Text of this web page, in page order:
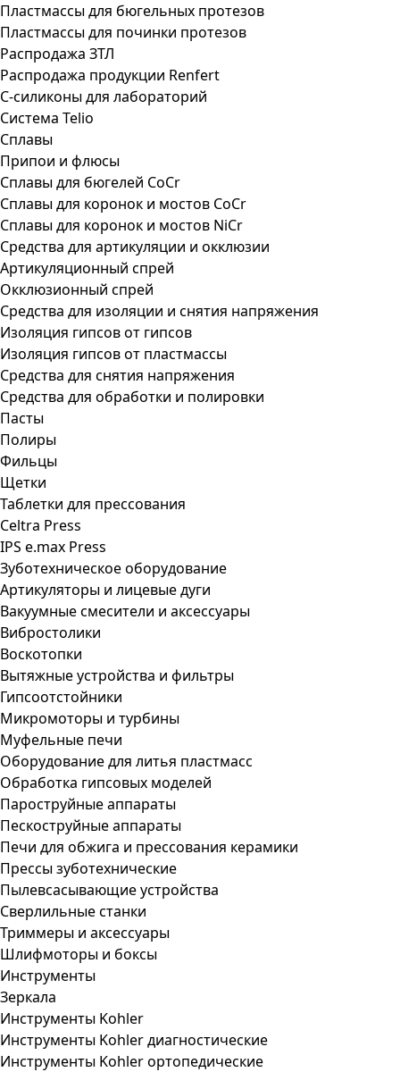
Пластмассы для бюгельных протезов
Пластмассы для починки протезов
Распродажа ЗТЛ
Распродажа продукции Renfert
С-силиконы для лабораторий
Система Telio
Сплавы
Припои и флюсы
Сплавы для бюгелей CoCr
Сплавы для коронок и мостов CoCr
Сплавы для коронок и мостов NiCr
Средства для артикуляции и окклюзии
Артикуляционный спрей
Окклюзионный спрей
Средства для изоляции и снятия напряжения
Изоляция гипсов от гипсов
Изоляция гипсов от пластмассы
Средства для снятия напряжения
Средства для обработки и полировки
Пасты
Полиры
Фильцы
Щетки
Таблетки для прессования
Celtra Press
IPS e.max Press
Зуботехническое оборудование
Артикуляторы и лицевые дуги
Вакуумные смесители и аксессуары
Вибростолики
Воскотопки
Вытяжные устройства и фильтры
Гипсоотстойники
Микромоторы и турбины
Муфельные печи
Оборудование для литья пластмасс
Обработка гипсовых моделей
Пароструйные аппараты
Пескоструйные аппараты
Печи для обжига и прессования керамики
Прессы зуботехнические
Пылевсасывающие устройства
Сверлильные станки
Триммеры и аксессуары
Шлифмоторы и боксы
Инструменты
Зеркала
Инструменты Kohler
Инструменты Kohler диагностические
Инструменты Kohler ортопедические